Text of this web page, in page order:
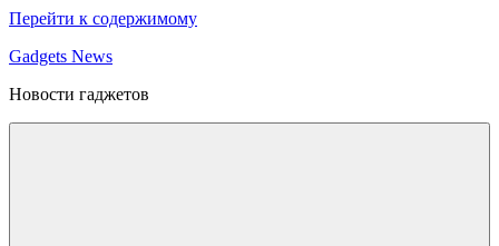
Перейти к содержимому
Gadgets News
Новости гаджетов